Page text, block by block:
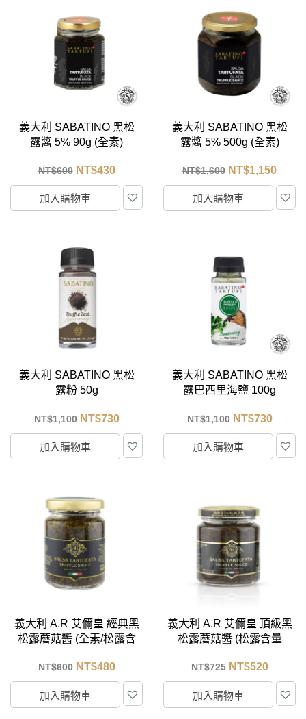
義大利 SABATINO 黑松
露醬 5% 90g (全素)
NT$600 NT$430
加入購物車
義大利 SABATINO 黑松
露醬 5% 500g (全素)
NT$1,600 NT$1,150
加入購物車
義大利 SABATINO 黑松
露粉 50g
NT$1,100 NT$730
加入購物車
義大利 SABATINO 黑松
露巴西里海鹽 100g
NT$1,100 NT$730
加入購物車
義大利 A.R 艾儞皇 經典黑
松露蘑菇醬 (全素/松露含
NT$600 NT$480
加入購物車
義大利 A.R 艾儞皇 頂級黑
松露蘑菇醬 (松露含量
NT$725 NT$520
加入購物車